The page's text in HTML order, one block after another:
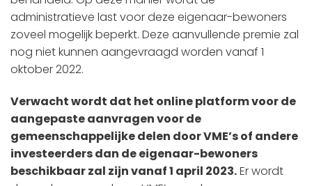
administratieve last voor deze eigenaar-bewoners
zoveel mogelijk beperkt. Deze aanvullende premie zal
nog niet kunnen aangevraagd worden vanaf 1
oktober 2022.
Verwacht wordt dat het online platform voor de
aangepaste aanvragen voor de
gemeenschappelijke delen door VME’s of andere
investeerders dan de eigenaar-bewoners
beschikbaar zal zijn vanaf 1 april 2023.Er wordt